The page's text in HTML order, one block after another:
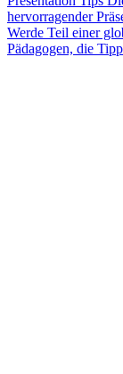
hervorragender
Werde Teil einer
Pädagogen, die